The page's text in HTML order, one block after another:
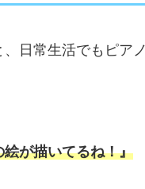
日常生活でもピア
が描いてるね！』